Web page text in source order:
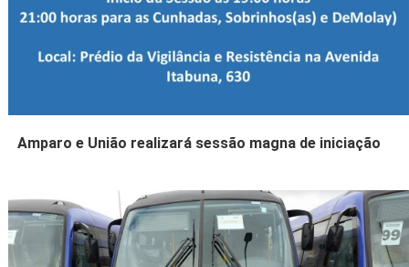
Amparo e União realizará sessão magna de iniciação